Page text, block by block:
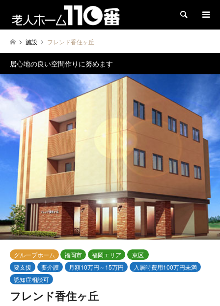
検索
施設 フレンド香住ヶ丘
居心地の良い空間作りに努めます
グループホーム 福岡市 福岡エリア
東区
要支援
要介護 月額10万円～15万円
入居時費用100万円未満
認知症相談可
フレンド香住ヶ丘